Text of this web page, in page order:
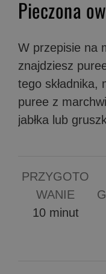
Pieczona
W przepisie na
znajdziesz
tego składnika,
puree z
jabłka lub
PRZYGOTO
WANIE
10minuty
minut